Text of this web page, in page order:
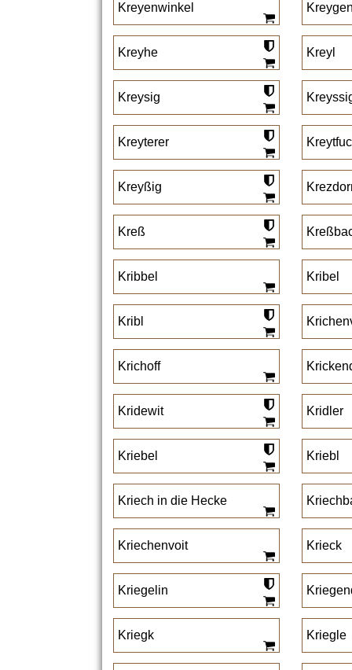
Kreyenwinkel
Kreyhe Kreyl
Kreysig
Kreyterer
Kreyßig
Kreß
Kribbel Kribel
Kribl
Krichoff
Kridewit Kridler
Kriebel Kriebl
Kriech in die Hecke
Kriechenvoit Krieck
Kriegelin
Kriegk Kriegle